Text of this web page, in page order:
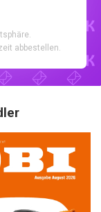
abbestellen.